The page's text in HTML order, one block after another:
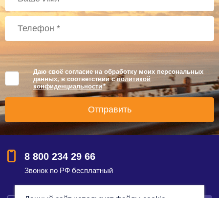
Даю своё согласие на обработку моих персональных
данных, в соответствии сполитикой
конфиденциальности *
8 800 234 29 66
Звонок по РФ бесплатный